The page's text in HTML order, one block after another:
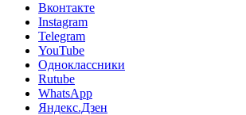
Вконтакте
Instagram
Telegram
YouTube
Одноклассники
Rutube
WhatsApp
Яндекс.Дзен